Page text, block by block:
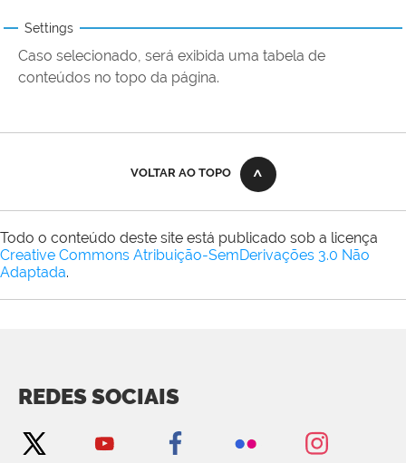
Settings
Caso selecionado, será exibida uma tabela de
conteúdos no topo da página.
VOLTAR AO TOPO
Todo o conteúdo deste site está publicado sob a licença
Creative Commons Atribuição-SemDerivações 3.0 Não
Adaptada.
REDES SOCIAIS